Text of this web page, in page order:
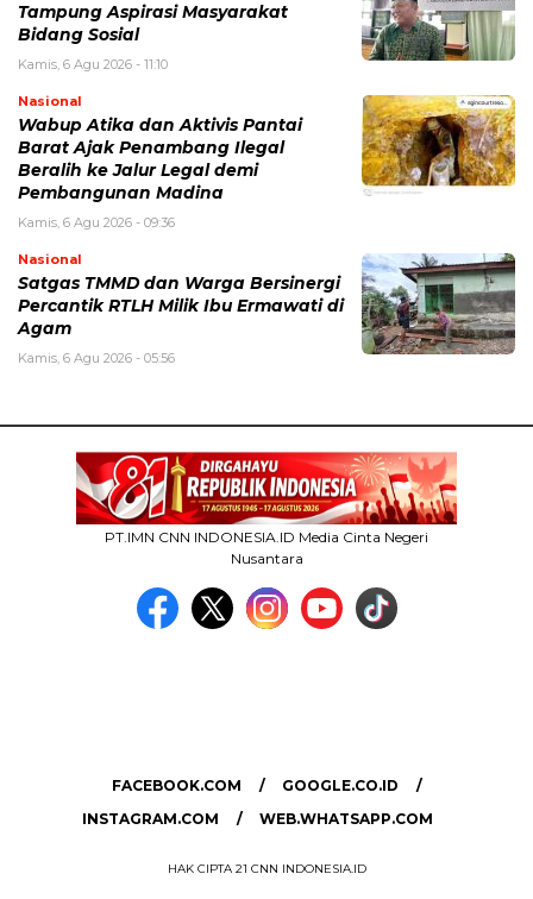
Tampung Aspirasi Masyarakat
Bidang Sosial
Kamis, 6 Agu 2026 - 11:10
Nasional
Wabup Atika dan Aktivis Pantai
Barat Ajak Penambang Ilegal
Beralih ke Jalur Legal demi
Pembangunan Madina
Kamis, 6 Agu 2026 - 09:36
Nasional
Satgas TMMD dan Warga Bersinergi
Percantik RTLH Milik Ibu Ermawati di
Agam
Kamis, 6 Agu 2026 - 05:56
PT.IMN CNN INDONESIA.ID Media Cinta Negeri
Nusantara
FACEBOOK.COM
GOOGLE.CO.ID
INSTAGRAM.COM
WEB.WHATSAPP.COM
HAK CIPTA 21 CNN INDONESIA.ID